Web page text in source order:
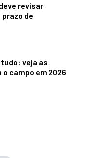
revisar
de
tudo: veja as
campo em 2026